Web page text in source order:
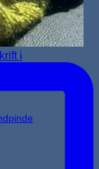
i